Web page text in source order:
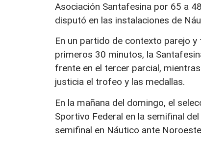
Asociación Santafesina por 65 a
disputó en las instalaciones de
En un partido de contexto parejo
primeros 30 minutos, la
frente en el tercer parcial,
justicia el trofeo y las medallas.
En la mañana del domingo, el
Sportivo Federal en la semifinal
semifinal en Náutico ante